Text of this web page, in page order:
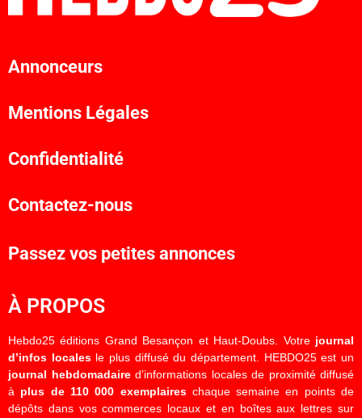
Annonceurs
Mentions Légales
Confidentialité
Contactez-nous
Passez vos petites annonces
À PROPOS
Hebdo25 éditions Grand Besançon et Haut-Doubs. Votre journal
d’infos localesle plus diffusé du département. HEBDO25 est un
journal hebdomadaired’informations locales de proximité diffusé
à plus de 110 000 exemplaireschaque semaine en points de
dépôts dans vos commerces locaux et en boîtes aux lettres sur